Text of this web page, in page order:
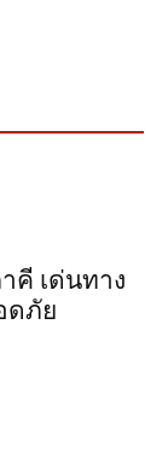
คี​ เด่นทาง
ดภัย​